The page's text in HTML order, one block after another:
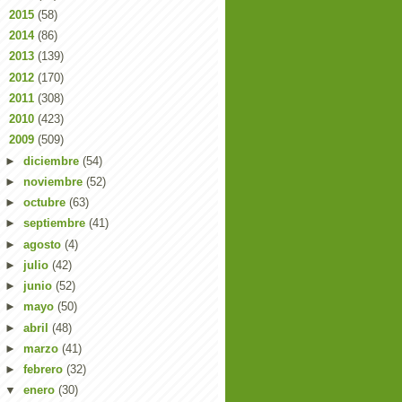
2015 (58)
2014 (86)
2013 (139)
2012 (170)
2011 (308)
2010 (423)
2009 (509)
► diciembre (54)
► noviembre (52)
► octubre (63)
► septiembre (41)
► agosto (4)
► julio (42)
► junio (52)
► mayo (50)
► abril (48)
► marzo (41)
► febrero (32)
▼ enero (30)